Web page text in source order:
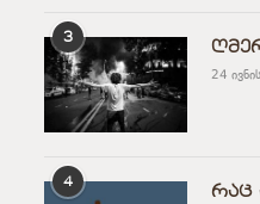
3
24
4
რაც